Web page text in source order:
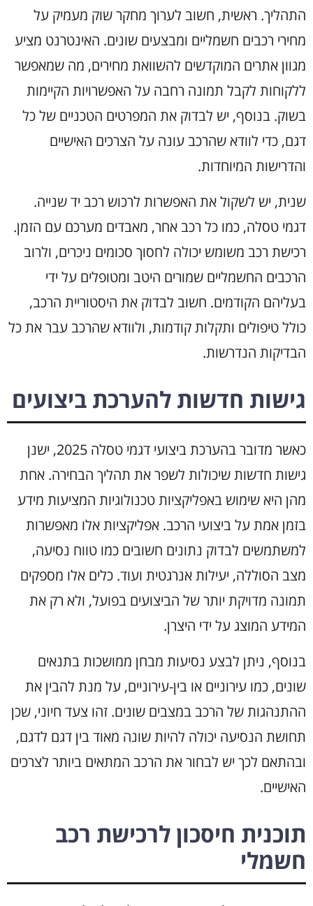
התהליך. ראשית, חשוב לערוך מחקר שוק מעמיק על
מחירי רכבים חשמליים ומבצעים שונים. האינטרנט מציע
מגוון אתרים המוקדשים להשוואת מחירים, מה שמאפשר
ללקוחות לקבל תמונה רחבה על האפשרויות הקיימות
בשוק. בנוסף, יש לבדוק את המפרטים הטכניים של כל
דגם, כדי לוודא שהרכב עונה על הצרכים האישיים
והדרישות המיוחדות.
שנית, יש לשקול את האפשרות לרכוש רכב יד שנייה.
דגמי טסלה, כמו כל רכב אחר, מאבדים מערכם עם הזמן.
רכישת רכב משומש יכולה לחסוך סכומים ניכרים, ולרוב
הרכבים החשמליים שמורים היטב ומטופלים על ידי
בעליהם הקודמים. חשוב לבדוק את היסטוריית הרכב,
כולל טיפולים ותקלות קודמות, ולוודא שהרכב עבר את כל
הבדיקות הנדרשות.
גישות חדשות להערכת ביצועים
כאשר מדובר בהערכת ביצועי דגמי טסלה 2025, ישנן
גישות חדשות שיכולות לשפר את תהליך הבחירה. אחת
מהן היא שימוש באפליקציות טכנולוגיות המציעות מידע
בזמן אמת על ביצועי הרכב. אפליקציות אלו מאפשרות
למשתמשים לבדוק נתונים חשובים כמו טווח נסיעה,
מצב הסוללה, יעילות אנרגטית ועוד. כלים אלו מספקים
תמונה מדויקת יותר של הביצועים בפועל, ולא רק את
המידע המוצג על ידי היצרן.
בנוסף, ניתן לבצע נסיעות מבחן ממושכות בתנאים
שונים, כמו עירוניים או בין-עירוניים, על מנת להבין את
ההתנהגות של הרכב במצבים שונים. זהו צעד חיוני, שכן
תחושת הנסיעה יכולה להיות שונה מאוד בין דגם לדגם,
ובהתאם לכך יש לבחור את הרכב המתאים ביותר לצרכים
האישיים.
תוכנית חיסכון לרכישת רכב
חשמלי